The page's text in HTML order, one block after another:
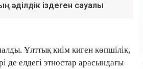
әділдік іздеген сауалы
Ұлттық киім киген көпшілік,
де елдегі этностар арасындағы